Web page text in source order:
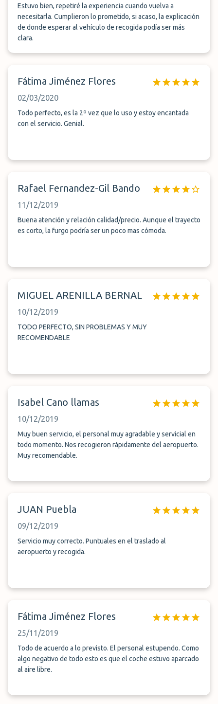
Estuvo bien, repetiré la experiencia cuando vuelva a
necesitarla. Cumplieron lo prometido, si acaso, la explicación
de donde esperar al vehículo de recogida podía ser más
clara.
Fátima Jiménez Flores
02/03/2020
Todo perfecto, es la 2º vez que lo uso y estoy encantada
con el servicio. Genial.
Rafael Fernandez-Gil Bando
11/12/2019
Buena atención y relación calidad/precio. Aunque el trayecto
es corto, la furgo podría ser un poco mas cómoda.
MIGUEL ARENILLA BERNAL
10/12/2019
TODO PERFECTO, SIN PROBLEMAS Y MUY
RECOMENDABLE
Isabel Cano llamas
10/12/2019
Muy buen servicio, el personal muy agradable y servicial en
todo momento. Nos recogieron rápidamente del aeropuerto.
Muy recomendable.
JUAN Puebla
09/12/2019
Servicio muy correcto. Puntuales en el traslado al
aeropuerto y recogida.
Fátima Jiménez Flores
25/11/2019
Todo de acuerdo a lo previsto. El personal estupendo. Como
algo negativo de todo esto es que el coche estuvo aparcado
al aire libre.